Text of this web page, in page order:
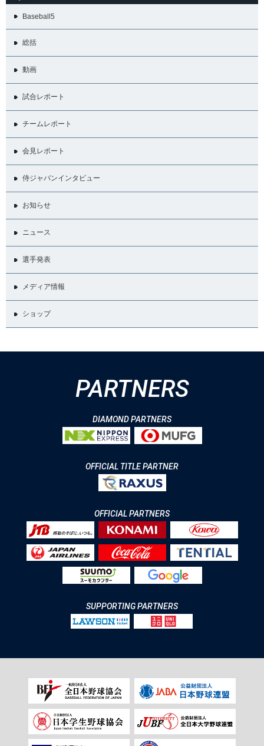
Baseball5
総括
動画
試合レポート
チームレポート
会見レポート
侍ジャパンインタビュー
お知らせ
ニュース
選手発表
メディア情報
ショップ
PARTNERS
DIAMOND PARTNERS
OFFICIAL TITLE PARTNER
OFFICIAL PARTNERS
SUPPORTING PARTNERS